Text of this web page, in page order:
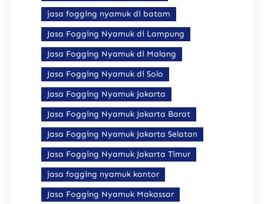
jasa fogging nyamuk di batam
Jasa Fogging Nyamuk di Lampung
Jasa Fogging Nyamuk di Malang
Jasa Fogging Nyamuk di Solo
Jasa Fogging Nyamuk Jakarta
Jasa Fogging Nyamuk Jakarta Barat
Jasa Fogging Nyamuk Jakarta Selatan
Jasa Fogging Nyamuk Jakarta Timur
jasa fogging nyamuk kantor
Jasa Fogging Nyamuk Makassar